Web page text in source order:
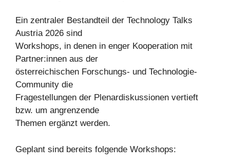
Ein zentraler Bestandteil der Technology Talks
Austria 2026 sind
Workshops, in denen in enger Kooperation mit
Partner:innen aus der
österreichischen Forschungs- und Technologie-
Community die
Fragestellungen der Plenardiskussionen vertieft
bzw. um angrenzende
Themen ergänzt werden.
Geplant sind bereits folgende Workshops: